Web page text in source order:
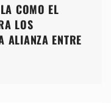
COMO EL
LOS
ALIANZA ENTRE